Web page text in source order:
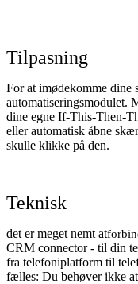
Tilpasning
For at imødekomme dine
automatiseringsmodulet.
dine egne If-This-Then-
eller automatisk åbne
skulle klikke på den.
Teknisk
det er meget nemt at
CRM connector - til din
fra telefoniplatform til
fælles: Du behøver ikke